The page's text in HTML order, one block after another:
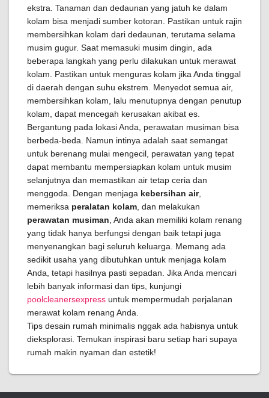
ekstra. Tanaman dan dedaunan yang jatuh ke dalam
kolam bisa menjadi sumber kotoran. Pastikan untuk rajin
membersihkan kolam dari dedaunan, terutama selama
musim gugur. Saat memasuki musim dingin, ada
beberapa langkah yang perlu dilakukan untuk merawat
kolam. Pastikan untuk menguras kolam jika Anda tinggal
di daerah dengan suhu ekstrem. Menyedot semua air,
membersihkan kolam, lalu menutupnya dengan penutup
kolam, dapat mencegah kerusakan akibat es.
Bergantung pada lokasi Anda, perawatan musiman bisa
berbeda-beda. Namun intinya adalah saat semangat
untuk berenang mulai mengecil, perawatan yang tepat
dapat membantu mempersiapkan kolam untuk musim
selanjutnya dan memastikan air tetap ceria dan
menggoda. Dengan menjaga kebersihan air,
memeriksa peralatan kolam , dan melakukan
perawatan musiman , Anda akan memiliki kolam renang
yang tidak hanya berfungsi dengan baik tetapi juga
menyenangkan bagi seluruh keluarga. Memang ada
sedikit usaha yang dibutuhkan untuk menjaga kolam
Anda, tetapi hasilnya pasti sepadan. Jika Anda mencari
lebih banyak informasi dan tips, kunjungi
poolcleanersexpress untuk mempermudah perjalanan
merawat kolam renang Anda.
Tips desain rumah minimalis nggak ada habisnya untuk
dieksplorasi. Temukan inspirasi baru setiap hari supaya
rumah makin nyaman dan estetik!